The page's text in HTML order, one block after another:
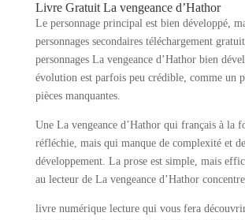
Livre Gratuit La vengeance d’Hathor
Le personnage principal est bien développé,
personnages secondaires téléchargement
personnages La vengeance d’Hathor bien
évolution est parfois peu crédible, comme un
pièces manquantes.
Une La vengeance d’Hathor qui français à la
réfléchie, mais qui manque de complexité et de
développement. La prose est simple, mais
au lecteur de La vengeance d’Hathor
livre numérique lecture qui vous fera